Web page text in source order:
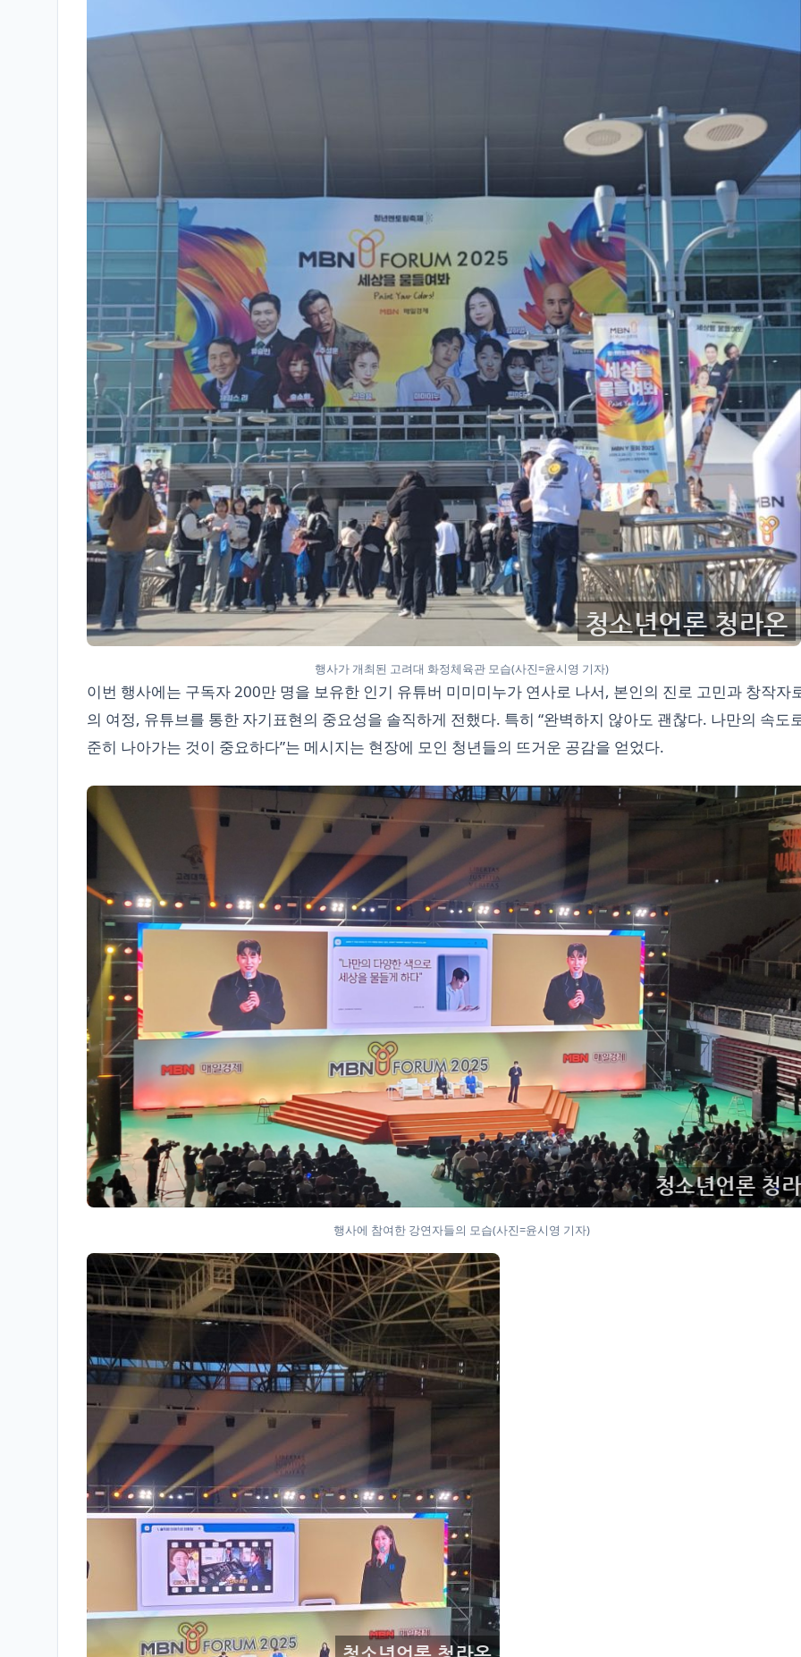
행사가 개최된 고려대 화정체육관 모습(사진=윤시영 기자)
이번 행사에는 구독자 200만 명을 보유한 인기 유튜버 미미미누가 연사로 나서, 본인의 진로 고민과 창작자
의 여정, 유튜브를 통한 자기표현의 중요성을 솔직하게 전했다. 특히 “완벽하지 않아도 괜찮다. 나만의 속도
준히 나아가는 것이 중요하다”는 메시지는 현장에 모인 청년들의 뜨거운 공감을 얻었다.
행사에 참여한 강연자들의 모습(사진=윤시영 기자)